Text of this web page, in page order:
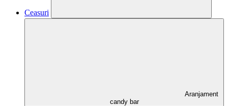
Ceasuri
Aranjament
candy bar